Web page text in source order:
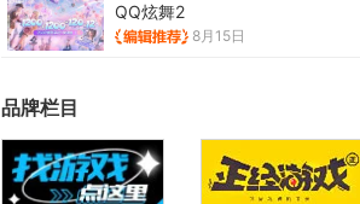
QQ炫舞2
8月15日
品牌栏目